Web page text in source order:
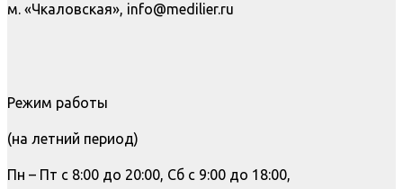
м. «Чкаловская», info@medilier.ru
Режим работы
(на летний период)
Пн – Пт с 8:00 до 20:00, Сб с 9:00 до 18:00,